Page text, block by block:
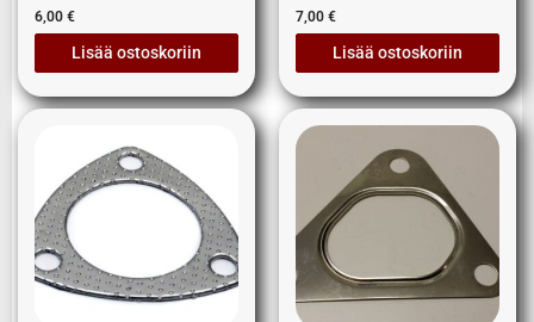
6,00€
Lisää ostoskoriin
7,00 €
Lisää ostoskoriin